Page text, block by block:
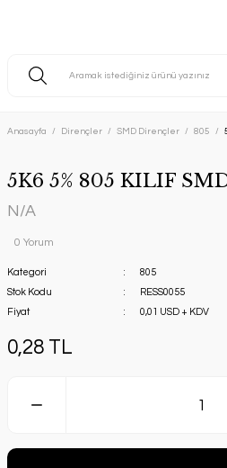
Anasayfa Dirençler SMD Dirençler 805
5K6 5% 805 KILIF
N/A
0 Yorum
Kategori
805
Stok Kodu
RESS0055
Fiyat
0,01 USD + KDV
0,28 TL